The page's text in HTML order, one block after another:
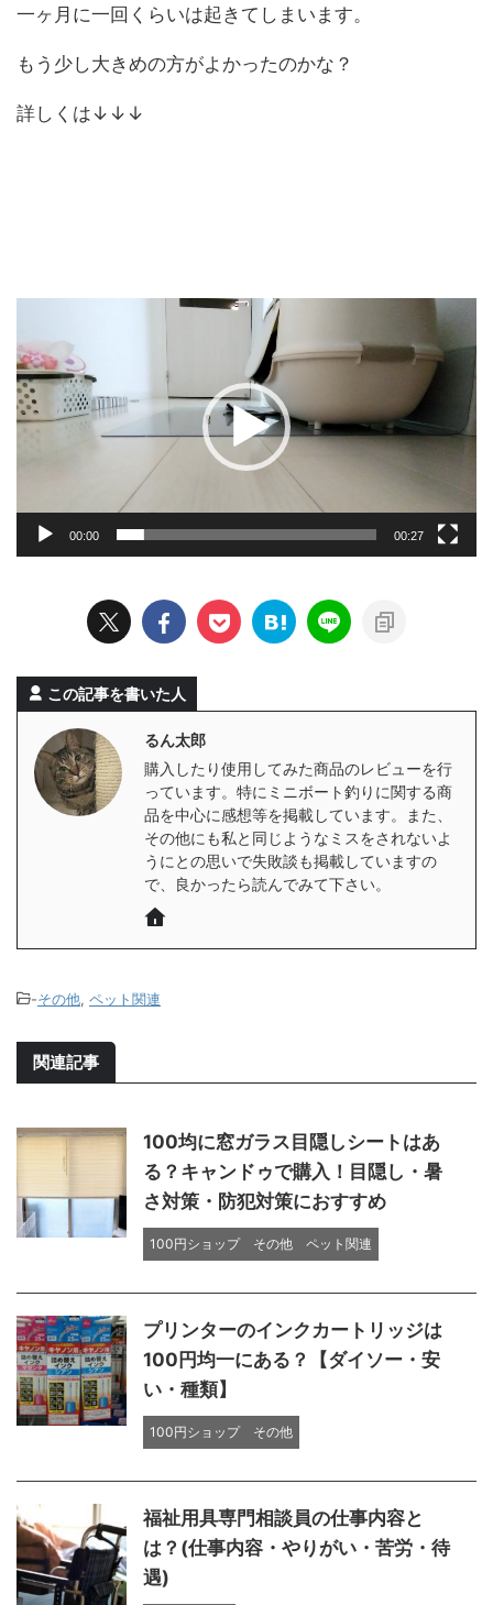
一ヶ月に一回くらいは起きてしまいます。
もう少し大きめの方がよかったのかな？
詳しくは↓↓↓
プ
レ
ー
ヤ
00:00 00:27
この記事を書いた人
るん太郎
購入したり使用してみた商品のレビューを行
っています。特にミニボート釣りに関する商
品を中心に感想等を掲載しています。また、
その他にも私と同じようなミスをされないよ
うにとの思いで失敗談も掲載していますの
で、良かったら読んでみて下さい。
-その他, ペット関連
関連記事
100均に窓ガラス目隠しシートはあ
る？キャンドゥで購入！目隠し・暑
さ対策・防犯対策におすすめ
100円ショップ その他 ペット関連
プリンターのインクカートリッジは
100円均一にある？【ダイソー・安
い・種類】
100円ショップ その他
福祉用具専門相談員の仕事内容と
は？(仕事内容・やりがい・苦労・待
遇)